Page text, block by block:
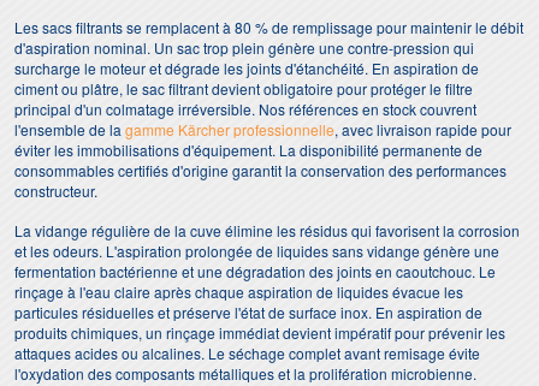
Les sacs filtrants se remplacent à 80 % de remplissage pour maintenir le débit
d'aspiration nominal. Un sac trop plein génère une contre-pression qui
surcharge le moteur et dégrade les joints d'étanchéité. En aspiration de
ciment ou plâtre, le sac filtrant devient obligatoire pour protéger le filtre
principal d'un colmatage irréversible. Nos références en stock couvrent
l'ensemble de lagamme Kärcher professionnelle, avec livraison rapide pour
éviter les immobilisations d'équipement. La disponibilité permanente de
consommables certifiés d'origine garantit la conservation des performances
constructeur.
La vidange régulière de la cuve élimine les résidus qui favorisent la corrosion
et les odeurs. L'aspiration prolongée de liquides sans vidange génère une
fermentation bactérienne et une dégradation des joints en caoutchouc. Le
rinçage à l'eau claire après chaque aspiration de liquides évacue les
particules résiduelles et préserve l'état de surface inox. En aspiration de
produits chimiques, un rinçage immédiat devient impératif pour prévenir les
attaques acides ou alcalines. Le séchage complet avant remisage évite
l'oxydation des composants métalliques et la prolifération microbienne.